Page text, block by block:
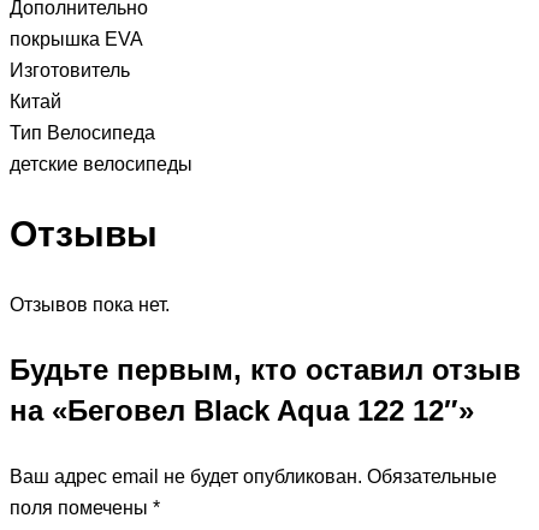
Дополнительно
покрышка EVA
Изготовитель
Китай
Тип Велосипеда
детские велосипеды
Отзывы
Отзывов пока нет.
Будьте первым, кто оставил отзыв
на «Беговел Black Aqua 122 12″»
Ваш адрес email не будет опубликован. Обязательные
поля помечены *